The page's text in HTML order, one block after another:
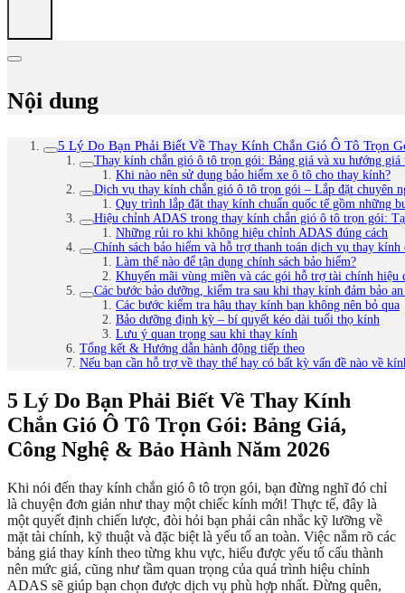
Nội dung
5 Lý Do Bạn Phải Biết Về Thay Kính Chắn Gió Ô Tô Trọn
Thay kính chắn gió ô tô trọn gói: Bảng giá và xu hướng giá
Khi nào nên sử dụng bảo hiểm xe ô tô cho thay kính?
Dịch vụ thay kính chắn gió ô tô trọn gói – Lắp đặt chuyên
Quy trình lắp đặt thay kính chuẩn quốc tế gồm những
Hiệu chỉnh ADAS trong thay kính chắn gió ô tô trọn gói:
Những rủi ro khi không hiệu chỉnh ADAS đúng cách
Chính sách bảo hiểm và hỗ trợ thanh toán dịch vụ thay
Làm thế nào để tận dụng chính sách bảo hiểm?
Khuyến mãi vùng miền và các gói hỗ trợ tài chính hiệu
Các bước bảo dưỡng, kiểm tra sau khi thay kính đảm bảo
Các bước kiểm tra hậu thay kính bạn không nên bỏ qua
Bảo dưỡng định kỳ – bí quyết kéo dài tuổi thọ kính
Lưu ý quan trọng sau khi thay kính
Tổng kết & Hướng dẫn hành động tiếp theo
Nếu bạn cần hỗ trợ về thay thế hay có bất kỳ vấn đề nào về
5 Lý Do Bạn Phải Biết Về Thay Kính
Chắn Gió Ô Tô Trọn Gói: Bảng Giá,
Công Nghệ & Bảo Hành Năm 2026
Khi nói đến thay kính chắn gió ô tô trọn gói, bạn đừng nghĩ đó chỉ
là chuyện đơn giản như thay một chiếc kính mới! Thực tế, đây là
một quyết định chiến lược, đòi hỏi bạn phải cân nhắc kỹ lưỡng về
mặt tài chính, kỹ thuật và đặc biệt là yếu tố an toàn. Việc nắm rõ các
bảng giá thay kính theo từng khu vực, hiểu được yếu tố cấu thành
nên mức giá, cũng như tầm quan trọng của quá trình hiệu chỉnh
ADAS sẽ giúp bạn chọn được dịch vụ phù hợp nhất. Đừng quên,